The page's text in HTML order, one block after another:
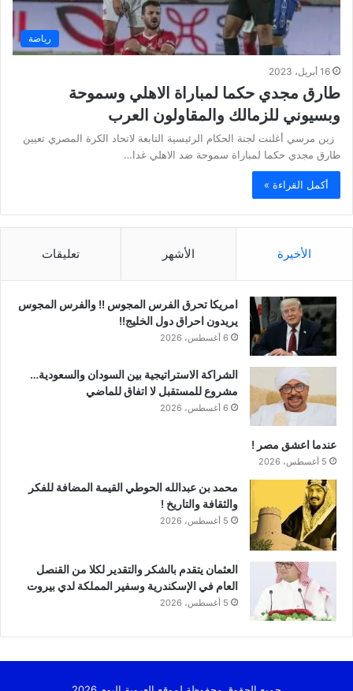
رياضة
16 أبريل، 2023
طارق مجدي حكما لمباراة الاهلي وسموحة
وبسيوني للزمالك والمقاولون العرب
زين مرسي أغلنت لجنة الحكام الرئيسية التابعة لاتحاد الكرة المصري تعيين
طارق مجدي حكما لمباراة سموحة ضد الاهلي غدا…
أكمل القراءة »
الأخيرة الأشهر تعليقات
امريكا تحرق الفرس المجوس !! والفرس المجوس
يريدون احراق دول الخليج!!
6 أغسطس، 2026
الشراكة الاستراتيجية بين السودان والسعودية…
مشروع للمستقبل لا اتفاق للماضي
6 أغسطس، 2026
عندما اعشق مصر !
5 أغسطس، 2026
محمد بن عبدالله الحوطي القيمة المضافة للفكر
والثقافة والتاريخ !
5 أغسطس، 2026
العثمان يتقدم بالشكر والتقدير لكلا من القنصل
العام في الإسكندرية وسفير المملكة لدي بيروت
5 أغسطس، 2026